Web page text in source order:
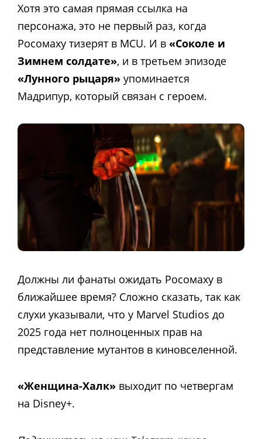
Хотя это самая прямая ссылка на
персонажа, это не первый раз, когда
Росомаху тизерят в MCU. И в «Соколе и
Зимнем солдате», и в третьем эпизоде
«Лунного рыцаря» упоминается
Мадрипур, который связан с героем.
Должны ли фанаты ожидать Росомаху в
ближайшее время? Сложно сказать, так как
слухи указывали, что у Marvel Studios до
2025 года нет полноценных прав на
представление мутантов в киновселенной.
«Женщина-Халк» выходит по четвергам
на Disney+.